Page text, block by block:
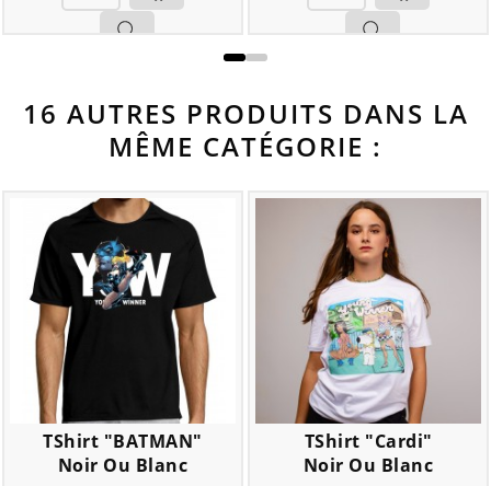
16 AUTRES PRODUITS DANS LA
MÊME CATÉGORIE :
TShirt "BATMAN"
Noir Ou Blanc
TShirt "Cardi"
Noir Ou Blanc